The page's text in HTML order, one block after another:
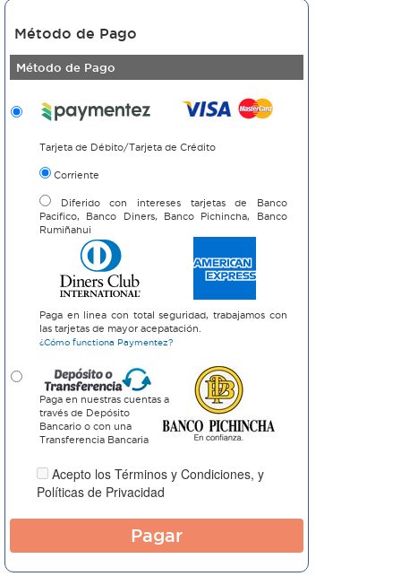
Método de Pago
Método de Pago
Tarjeta de Débito/Tarjeta de Crédito
Corriente
Diferido con intereses tarjetas de Banco
Pacifico, Banco Diners, Banco Pichincha, Banco
Rumiñahui
Paga en linea con total seguridad, trabajamos con
las tarjetas de mayor acepatación.
¿Cómo functiona Paymentez?
Paga en nuestras cuentas a
través de Depósito
Bancario o con una
Transferencia Bancaria
Acepto los Términos y Condiciones, y
Políticas de Privacidad
Pagar